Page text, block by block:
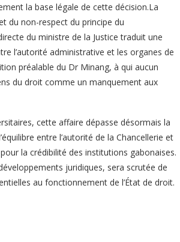
la base légale de cette décision.La
du non-respect du principe du
du ministre de la Justice traduit une
l’autorité administrative et les organes de
préalable du Dr Minang, à qui aucun
du droit comme un manquement aux
cette affaire dépasse désormais la
entre l’autorité de la Chancellerie et
la crédibilité des institutions gabonaises.
juridiques, sera scrutée de
au fonctionnement de l’État de droit.